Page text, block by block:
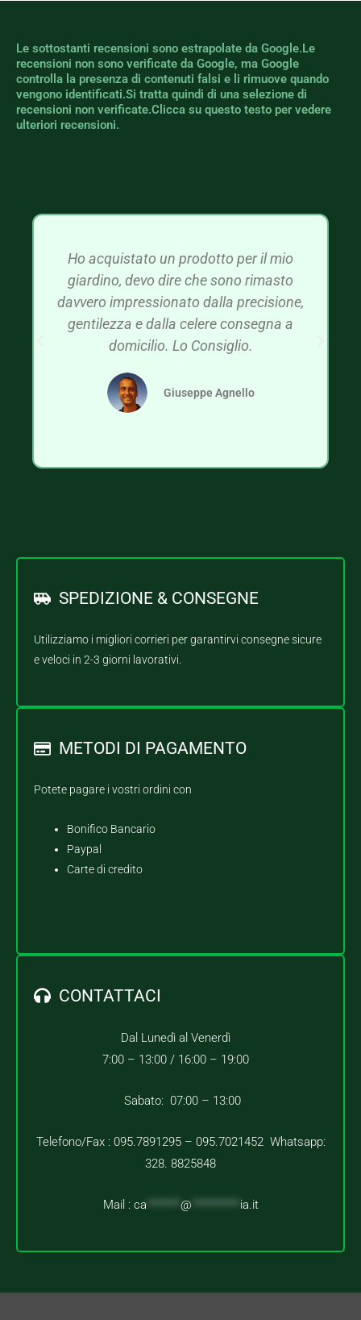
Le sottostanti recensioni sono estrapolate da Google.Le
recensioni non sono verificate da Google, ma Google
controlla la presenza di contenuti falsi e li rimuove quando
vengono identificati.Si tratta quindi di una selezione di
recensioni non verificate.Clicca su questo testo per vedere
ulteriori recensioni.
Ho acquistato un prodotto per il mio
giardino, devo dire che sono rimasto
davvero impressionato dalla precisione,
gentilezza e dalla celere consegna a
domicilio. Lo Consiglio.
Giuseppe Agnello
SPEDIZIONE & CONSEGNE
Utilizziamo i migliori corrieri per garantirvi consegne sicure
e veloci in 2-3 giorni lavorativi.
METODI DI PAGAMENTO
Potete pagare i vostri ordini con
Bonifico Bancario
Paypal
Carte di credito
CONTATTACI
Dal Lunedì al Venerdì
7:00 – 13:00 / 16:00 – 19:00
Sabato: 07:00 – 13:00
Telefono/Fax : 095.7891295 – 095.7021452 Whatsapp:
328. 8825848
Mail : ca @ ia.it